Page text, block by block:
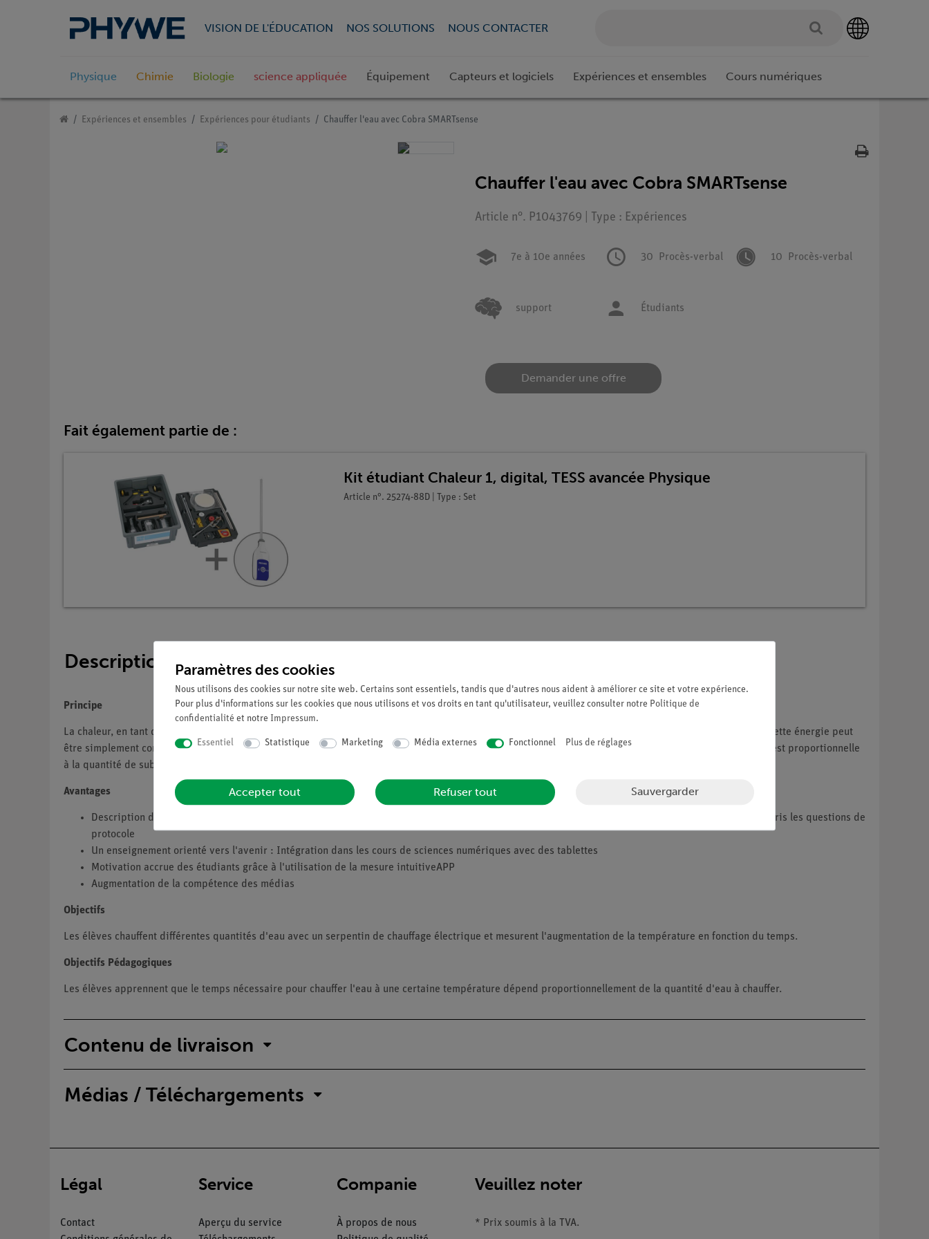
VISION DE L'ÉDUCATION NOS SOLUTIONS NOUS CONTACTER
Physique Chimie Biologie science appliquée Équipement Capteurs et logiciels Expériences et ensembles Cours numériques
Expériences et ensembles Expériences pour étudiants Chauffer l'eau avec Cobra SMARTsense
Chauffer l'eau avec Cobra SMARTsense
Article n°. P1043769 | Type : Expériences
7e à 10e années 30 Procès-verbal 10 Procès-verbal
support Étudiants
Demander une offre
Fait également partie de :
Kit étudiant Chaleur 1, digital, TESS avancée Physique
Article n°. 25274-88D | Type : Set
Description
Principe
La chaleur, en tant qu'énergie interne d'une quantité de matière, peut être modifiée par l'effet d'une puissance pendant une certaine période de temps. Cette énergie peut
être simplement comprise comme le produit de la quantité de matière et de la température. Ainsi, la relation entre la durée d'un processus de chauffage est proportionnelle
à la quantité de substance chauffée si la puissance fournie et la différence de température sont identiques.
Avantages
Description de l'expérience particulièrement compréhensible et préparée de manière didactique (pertinence pour la vie quotidienne, etc.), y compris les questions de
protocole
Un enseignement orienté vers l'avenir : Intégration dans les cours de sciences numériques avec des tablettes
Motivation accrue des étudiants grâce à l'utilisation de la mesure intuitiveAPP
Augmentation de la compétence des médias
Objectifs
Les élèves chauffent différentes quantités d'eau avec un serpentin de chauffage électrique et mesurent l'augmentation de la température en fonction du temps.
Objectifs Pédagogiques
Les élèves apprennent que le temps nécessaire pour chauffer l'eau à une certaine température dépend proportionnellement de la quantité d'eau à chauffer.
Contenu de livraison
Médias / Téléchargements
Légal
Contact
Service
Aperçu du service
Companie
À propos de nous
Veuillez noter
* Prix soumis à la TVA.
Paramètres des cookies
Nous utilisons des cookies sur notre site web. Certains sont essentiels, tandis que d'autres nous aident à améliorer ce site et votre expérience.
Pour plus d'informations sur les cookies que nous utilisons et vos droits en tant qu'utilisateur, veuillez consulter notre Politique de
confidentialité et notre Impressum.
Essentiel Statistique Marketing Média externes Fonctionnel Plus de réglages
Accepter tout Refuser tout Sauvergarder